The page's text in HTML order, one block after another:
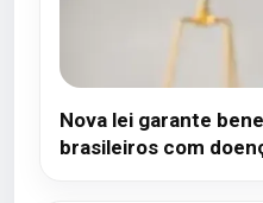
Nova lei garante
brasileiros com